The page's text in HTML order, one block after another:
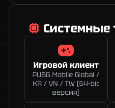
Системные
Игровой клиент
PUBG Mobile Global /
KR / VN / TW (64-bit
версия)